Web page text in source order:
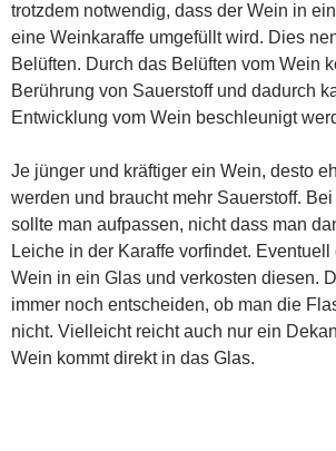
trotzdem notwendig, dass der Wein in
eine Weinkaraffe umgefüllt wird. Dies
Belüften. Durch das Belüften vom Wein
Berührung von Sauerstoff und dadurch
Entwicklung vom Wein beschleunigt
Je jünger und kräftiger ein Wein, desto
werden und braucht mehr Sauerstoff.
sollte man aufpassen, nicht dass man
Leiche in der Karaffe vorfindet.
Wein in ein Glas und verkosten diesen.
immer noch entscheiden, ob man die
nicht. Vielleicht reicht auch nur ein
Wein kommt direkt in das Glas.